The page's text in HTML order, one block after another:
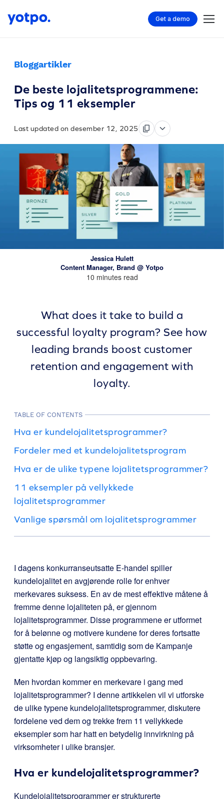
Get a demo
Bloggartikler
De beste lojalitetsprogrammene:
Tips og 11 eksempler
Last updated on desember 12, 2025
Jessica Hulett
Content Manager, Brand @ Yotpo
10 minutes read
What does it take to build a
successful loyalty program? See how
leading brands boost customer
retention and engagement with
loyalty.
TABLE OF CONTENTS
Hva er kundelojalitetsprogrammer?
Fordeler med et kundelojalitetsprogram
Hva er de ulike typene lojalitetsprogrammer?
11 eksempler på vellykkede
lojalitetsprogrammer
Vanlige spørsmål om lojalitetsprogrammer
I dagens konkurranseutsatte E-handel spiller
kundelojalitet en avgjørende rolle for enhver
merkevares suksess. En av de mest effektive måtene å
fremme denne lojaliteten på, er gjennom
lojalitetsprogrammer. Disse programmene er utformet
for å belønne og motivere kundene for deres fortsatte
støtte og engasjement, samtidig som de Kampanje
gjentatte kjøp og langsiktig oppbevaring.
Men hvordan kommer en merkevare i gang med
lojalitetsprogrammer? I denne artikkelen vil vi utforske
de ulike typene kundelojalitetsprogrammer, diskutere
fordelene ved dem og trekke frem 11 vellykkede
eksempler som har hatt en betydelig innvirkning på
virksomheter i ulike bransjer.
Hva er kundelojalitetsprogrammer?
Kundelojalitetsprogrammer er strukturerte